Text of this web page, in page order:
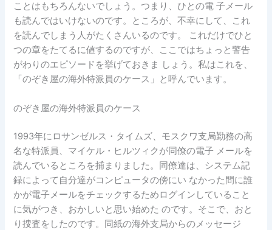
ことはもちろんないでしょう。つまり、ひとの電 子メール
も読んではいけないのです。ところが、不幸にして、これ
を読んでしまう人がたくさんいるのです。 これだけでひと
つの章をたてるに値するのですが、ここではちょっと警告
がわりのエピソードを挙げておきま しょう。私はこれを、
「のぞき屋の海外特派員のケース」と呼んでいます。
のぞき屋の海外特派員のケース
1993年にロサンゼルス・タイムズ、モスクワ支局勤務の高
名な特派員、マイケル・ヒルツィクが同僚の電子 メールを
読んでいるところを捕まりました。同僚達は、システム記
録によって自分達がコンピュータの傍にい なかった間に誰
かが電子メールをチェックするためログインしていること
に気がつき、おかしいと思い始めた のです。そこで、おと
り捜査をしたのです。同紙の海外支局からのメッセージ